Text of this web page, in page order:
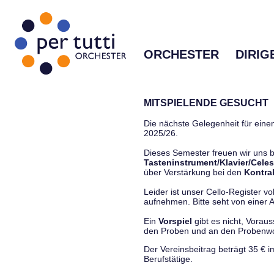
ORCHESTER
MITSPIELENDE GESUCHT
Die nächste Gelegenheit für
2025/26.
Dieses Semester freuen wir uns
Tasteninstrument/Klavier/
über Verstärkung bei den
Leider ist unser Cello-Register
aufnehmen. Bitte seht von einer
Ein Vorspiel gibt es nicht,
den Proben und an den
Der Vereinsbeitrag beträgt 35 €
Berufstätige.